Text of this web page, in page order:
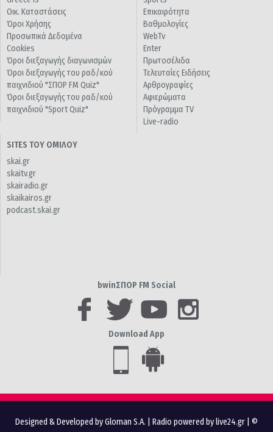
Οικ. Καταστάσεις
Όροι Χρήσης
Προσωπικά Δεδομένα
Cookies
Όροι διεξαγωγής διαγωνισμών
Όροι διεξαγωγής του ραδ/κού
παιχνιδιού "ΣΠΟΡ FM Quiz"
Όροι διεξαγωγής του ραδ/κού
παιχνιδιού "Sport Quiz"
Επικαιρότητα
Βαθμολογίες
WebTv
Enter
Πρωτοσέλιδα
Τελευταίες Ειδήσεις
Αρθρογραφίες
Αφιερώματα
Πρόγραμμα TV
Live-radio
SITES ΤΟΥ ΟΜΙΛΟΥ
skai.gr
skaitv.gr
skairadio.gr
skaikairos.gr
podcast.skai.gr
bwinΣΠΟΡ FM Social
Download App
Designed & Developed by Gloman S.A. Radio powered by live24.gr | ©